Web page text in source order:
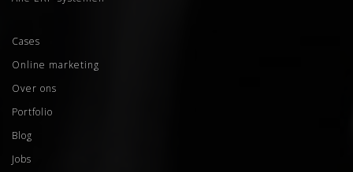
Cases
Online marketing
Over ons
Portfolio
Blog
Jobs